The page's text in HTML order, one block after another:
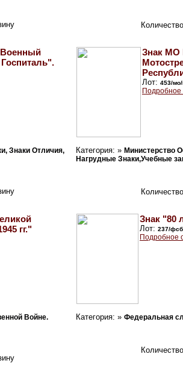
Знаки Отличия,
Знак МО
Лот: 453/мо/
Подробное
Категория: » Министерство
Нагрудные Знаки,Учебные
гг."
Войне.
Знак "80
Лот: 237/
Подробное
Категория: » Федеральная